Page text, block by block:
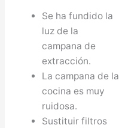
Se ha fundido la
luz de la
campana de
extracción.
La campana de la
cocina es muy
ruidosa.
Sustituir filtros